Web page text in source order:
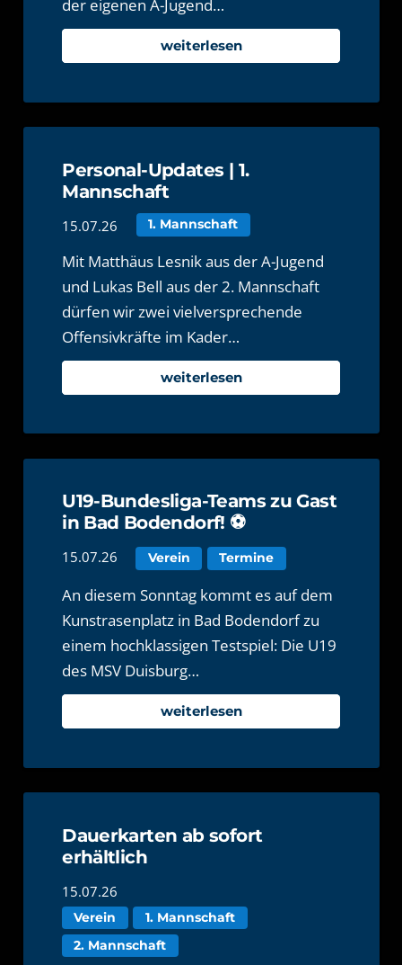
der eigenen A-Jugend…
weiterlesen
Personal-Updates | 1.
Mannschaft
15.07.26 1. Mannschaft
Mit Matthäus Lesnik aus der A-Jugend
und Lukas Bell aus der 2. Mannschaft
dürfen wir zwei vielversprechende
Offensivkräfte im Kader…
weiterlesen
U19-Bundesliga-Teams zu Gast
in Bad Bodendorf! ⚽️
15.07.26 Verein Termine
An diesem Sonntag kommt es auf dem
Kunstrasenplatz in Bad Bodendorf zu
einem hochklassigen Testspiel: Die U19
des MSV Duisburg…
weiterlesen
Dauerkarten ab sofort
erhältlich
15.07.26
Verein
1. Mannschaft
2. Mannschaft